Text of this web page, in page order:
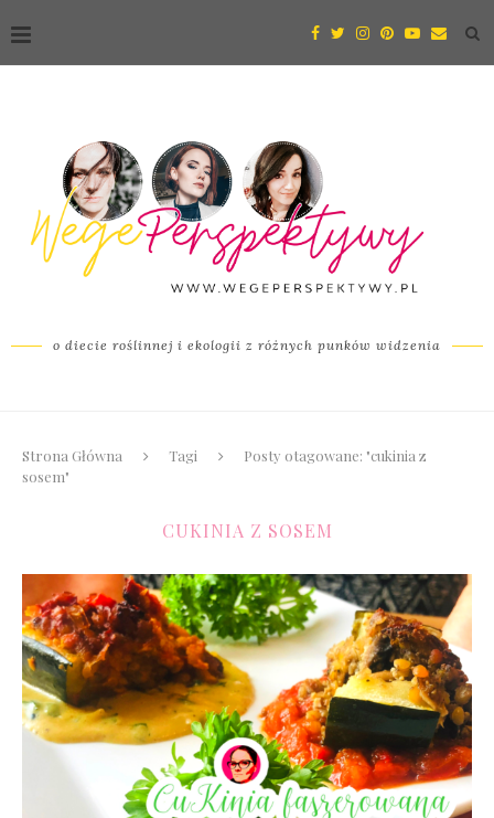
o diecie roślinnej i ekologii z różnych punków widzenia
Strona Główna Tagi
Posty otagowane: "cukinia z
sosem"
CUKINIA Z SOSEM